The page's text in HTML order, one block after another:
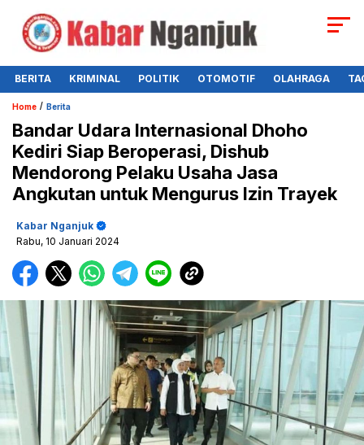
BERITA KRIMINAL POLITIK OTOMOTIF OLAHRAGA
Home / Berita
Bandar Udara Internasional Dhoho
Kediri Siap Beroperasi, Dishub
Mendorong Pelaku Usaha Jasa
Angkutan untuk Mengurus Izin Trayek
Kabar Nganjuk
Rabu, 10 Januari 2024